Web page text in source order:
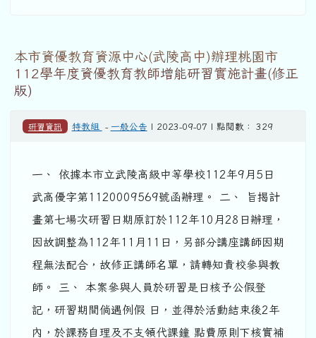
本市資優教育資源中心(武陵高中)辦理桃園市
112學年度資優教育教師增能研習實施計畫(修正
版)
研習資訊 特教組 - 一般公告 | 2023-09-07 | 點閱數： 329
一、 依據本市立武陵高級中等學校112年9月5日
武高優字第1120009569號函辦理。 二、 旨揭計
畫第七場次研習日期原訂於112年10月28日辦理，
因故調整為112年11月11日，另部分講座講師因期
程無法配合，故修正講師名單，請轉知貴校參與教
師。 三、 本案參與人員於研習是日核予公假登
記，研習期間倘遇例假 日，並得於活動結束後2年
內，於課務自理及不支領代課鐘 點費原則下核實補